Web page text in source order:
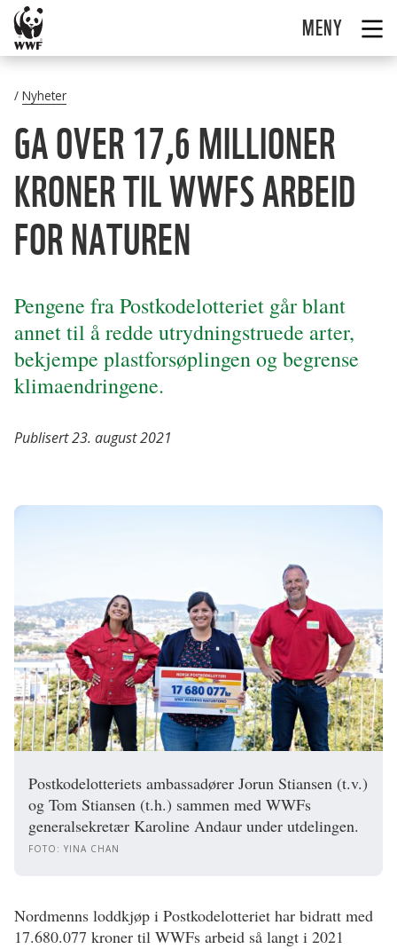
MENY
Nyheter
GA OVER 17,6 MILLIONER
KRONER TIL WWFS ARBEID
FOR NATUREN
Pengene fra Postkodelotteriet går blant
annet til å redde utrydningstruede arter,
bekjempe plastforsøplingen og begrense
klimaendringene.
Publisert 23. august 2021
Postkodelotteriets ambassadører Jorun Stiansen (t.v.)
og Tom Stiansen (t.h.) sammen med WWFs
generalsekretær Karoline Andaur under utdelingen.
FOTO: YINA CHAN
Nordmenns loddkjøp i Postkodelotteriet har bidratt med
17.680.077 kroner til WWFs arbeid så langt i 2021